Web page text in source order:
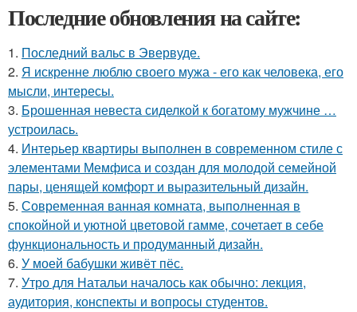
Последние обновления на сайте:
1. Последний вальс в Эвервуде.
2. Я искренне люблю своего мужа - его как человека, его
мысли, интересы.
3. Брошенная невеста сиделкой к богатому мужчине …
устроилась.
4. Интерьер квартиры выполнен в современном стиле с
элементами Мемфиса и создан для молодой семейной
пары, ценящей комфорт и выразительный дизайн.
5. Современная ванная комната, выполненная в
спокойной и уютной цветовой гамме, сочетает в себе
функциональность и продуманный дизайн.
6. У моей бабушки живёт пёс.
7. Утро для Натальи началось как обычно: лекция,
аудитория, конспекты и вопросы студентов.